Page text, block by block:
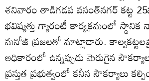
శనివారం తాడిగడప వసంత్‌నగర్‌ కట్ట
భవిష్యత్తు గ్యారంటీ కార్యక్రమంలో
మనోజ్‌ ప్రజలతో మాట్లాడారు.
అధికారంలో ఉన్నప్పుడు మెరుగైన
ప్రస్తుత ప్రభుత్వంలో కనీస సౌకర్యాలు